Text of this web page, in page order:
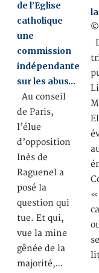
de l’Eglise
catholique
une
commission
indépendante
sur les abus…
Au conseil
de Paris,
l’élue
d’opposition
Inès de
Raguenel a
posé la
question qui
tue. Et qui,
vue la mine
gênée de la
majorité,…
©
«